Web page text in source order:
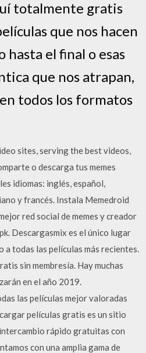
totalmente gratis
que nos hacen
hasta el final o esas
que nos atrapan,
todos los formatos
sites, serving the best videos,
o descarga tus memes
idiomas: inglés, español,
y francés. Instala Memedroid
red social de memes y creador
Descargasmix es el único lugar
todas las películas más recientes.
sin membresía. Hay muchas
en el año 2019.
las películas mejor valoradas
películas gratis es un sitio
rápido gratuitas con
con una amplia gama de